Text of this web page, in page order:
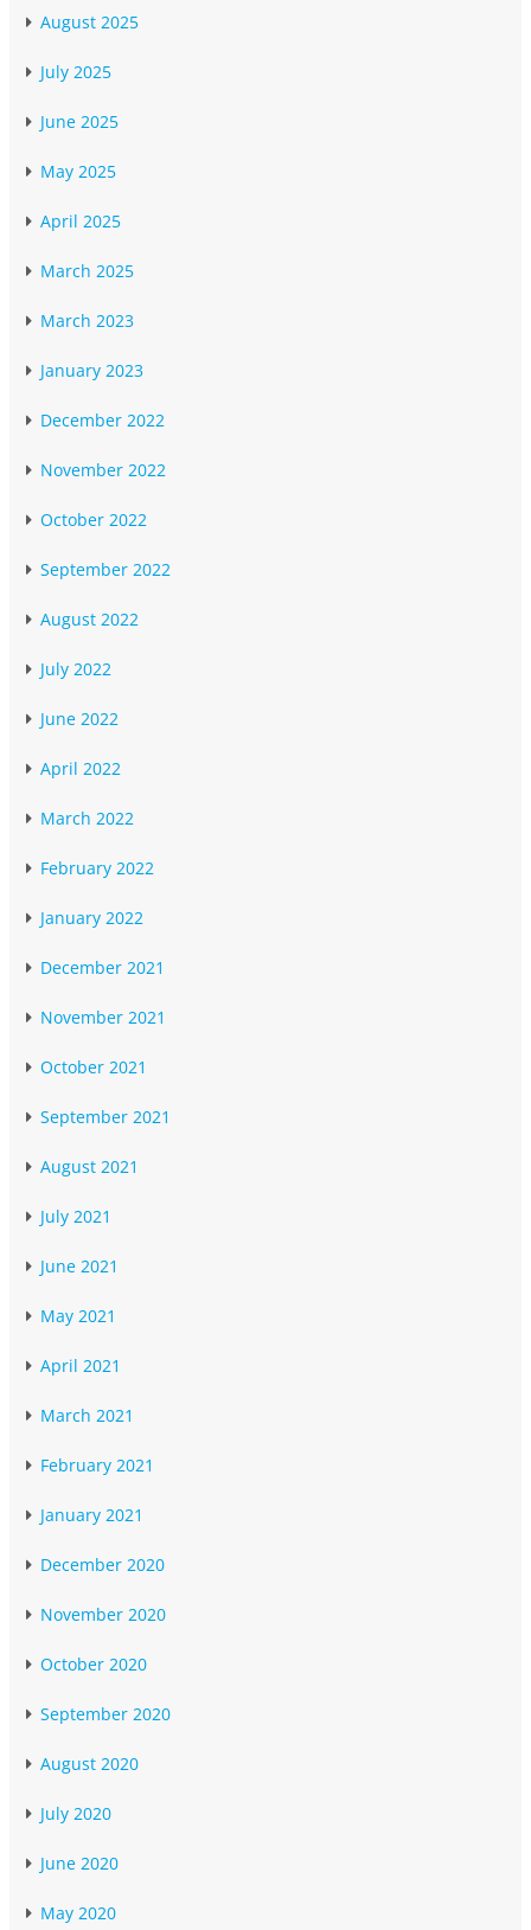
August 2025
July 2025
June 2025
May 2025
April 2025
March 2025
March 2023
January 2023
December 2022
November 2022
October 2022
September 2022
August 2022
July 2022
June 2022
April 2022
March 2022
February 2022
January 2022
December 2021
November 2021
October 2021
September 2021
August 2021
July 2021
June 2021
May 2021
April 2021
March 2021
February 2021
January 2021
December 2020
November 2020
October 2020
September 2020
August 2020
July 2020
June 2020
May 2020